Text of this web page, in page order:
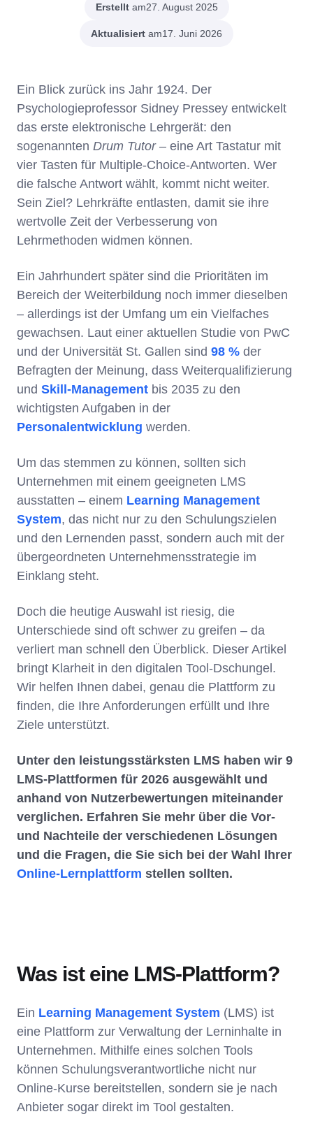
Erstelltam27. August 2025
Aktualisiert am17. Juni 2026
Ein Blick zurück ins Jahr 1924. Der
Psychologieprofessor Sidney Pressey entwickelt
das erste elektronische Lehrgerät: den
sogenannten Drum Tutor– eine Art Tastatur mit
vier Tasten für Multiple-Choice-Antworten. Wer
die falsche Antwort wählt, kommt nicht weiter.
Sein Ziel? Lehrkräfte entlasten, damit sie ihre
wertvolle Zeit der Verbesserung von
Lehrmethoden widmen können.
Ein Jahrhundert später sind die Prioritäten im
Bereich der Weiterbildung noch immer dieselben
– allerdings ist der Umfang um ein Vielfaches
gewachsen. Laut einer aktuellen Studie von PwC
und der Universität St. Gallen sind 98 % der
Befragten der Meinung, dass Weiterqualifizierung
und Skill-Management bis 2035 zu den
wichtigsten Aufgaben in der
Personalentwicklung werden.
Um das stemmen zu können, sollten sich
Unternehmen mit einem geeigneten LMS
ausstatten – einem Learning Management
System, das nicht nur zu den Schulungszielen
und den Lernenden passt, sondern auch mit der
übergeordneten Unternehmensstrategie im
Einklang steht.
Doch die heutige Auswahl ist riesig, die
Unterschiede sind oft schwer zu greifen – da
verliert man schnell den Überblick. Dieser Artikel
bringt Klarheit in den digitalen Tool-Dschungel.
Wir helfen Ihnen dabei, genau die Plattform zu
finden, die Ihre Anforderungen erfüllt und Ihre
Ziele unterstützt.
Unter den leistungsstärksten LMS haben wir 9
LMS-Plattformen für 2026 ausgewählt und
anhand von Nutzerbewertungen miteinander
verglichen. Erfahren Sie mehr über die Vor-
und Nachteile der verschiedenen Lösungen
und die Fragen, die Sie sich bei der Wahl Ihrer
Online-Lernplattform stellen sollten.
Was ist eine LMS-Plattform?
Ein Learning Management System (LMS) ist
eine Plattform zur Verwaltung der Lerninhalte in
Unternehmen. Mithilfe eines solchen Tools
können Schulungsverantwortliche nicht nur
Online-Kurse bereitstellen, sondern sie je nach
Anbieter sogar direkt im Tool gestalten.